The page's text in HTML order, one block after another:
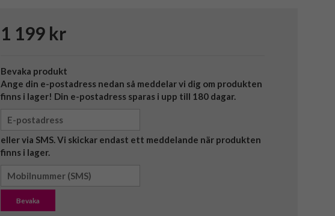
1 199 kr
Bevaka produkt
Ange din e-postadress nedan så meddelar vi dig om produkten
finns i lager! Din e-postadress sparas i upp till 180 dagar.
eller via SMS. Vi skickar endast ett meddelande när produkten
finns i lager.
Bevaka